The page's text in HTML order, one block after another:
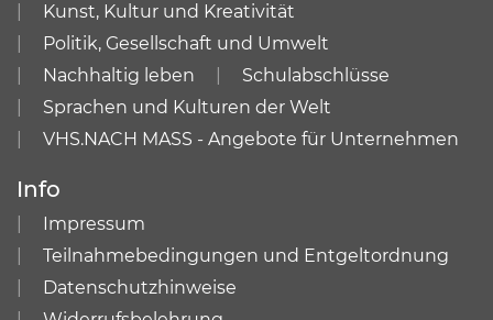
Kunst, Kultur und Kreativität
Politik, Gesellschaft und Umwelt
Nachhaltig leben
Schulabschlüsse
Sprachen und Kulturen der Welt
VHS.NACH MASS - Angebote für Unternehmen
Info
Impressum
Teilnahmebedingungen und Entgeltordnung
Datenschutzhinweise